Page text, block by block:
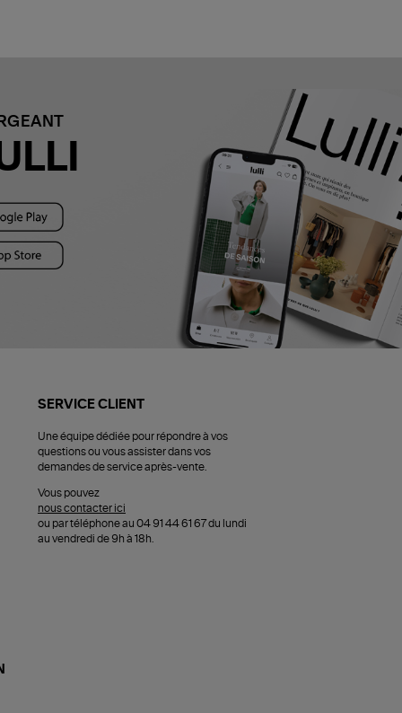
SERVICE CLIENT
Une équipe dédiée pour répondre à vos
questions ou vous assister dans vos
demandes de service après-vente.
Vous pouvez
nous contacter ici
ou par téléphone au 04 91 44 61 67 du lundi
au vendredi de 9h à 18h.